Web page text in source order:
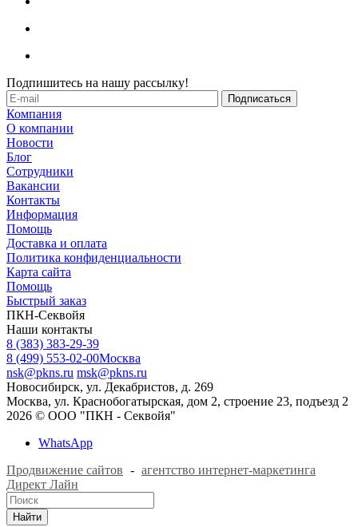
Подпишитесь на нашу рассылку!
Компания
О компании
Новости
Блог
Сотрудники
Вакансии
Контакты
Информация
Помощь
Доставка и оплата
Политика конфиденциальности
Карта сайта
Помощь
Быстрый заказ
ПКН-Секвойя
Наши контакты
8 (383) 383-29-39
8 (499) 553-02-00Москва
nsk@pkns.ru msk@pkns.ru
Новосибирск, ул. Декабристов, д. 269
Москва, ул. Краснобогатырская, дом 2, строение 23, подъезд 2
2026 © ООО "ПКН - Секвойя"
WhatsApp
Продвижение сайтов - агентство интернет-маркетинга
Директ Лайн
Найти